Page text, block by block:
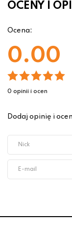
OCENY I
Ocena:
0.00
0 opinii i ocen
Dodaj opinię i